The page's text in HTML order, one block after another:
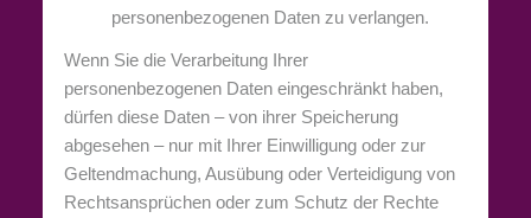
personenbezogenen Daten zu verlangen.
Wenn Sie die Verarbeitung Ihrer
personenbezogenen Daten eingeschränkt haben,
dürfen diese Daten – von ihrer Speicherung
abgesehen – nur mit Ihrer Einwilligung oder zur
Geltendmachung, Ausübung oder Verteidigung von
Rechtsansprüchen oder zum Schutz der Rechte